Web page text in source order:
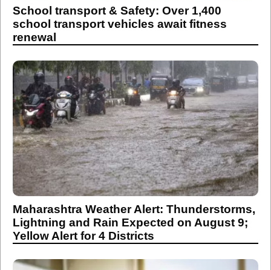
School transport & Safety: Over 1,400
school transport vehicles await fitness
renewal
Maharashtra Weather Alert: Thunderstorms,
Lightning and Rain Expected on August 9;
Yellow Alert for 4 Districts